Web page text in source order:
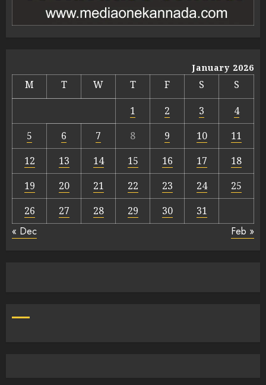
January 2026
M T W T F S
S
1
2 3
4
5
6 7 8 9 10
11
12
13 14 15 16 17
18
19
20 21 22 23 24
25
26
27 28 29 30 31
« Dec Feb »